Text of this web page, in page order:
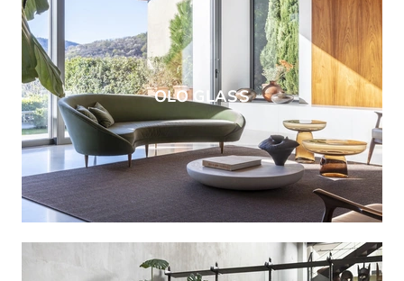
OLO GLASS